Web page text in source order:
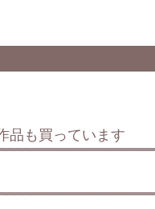
品も買っています